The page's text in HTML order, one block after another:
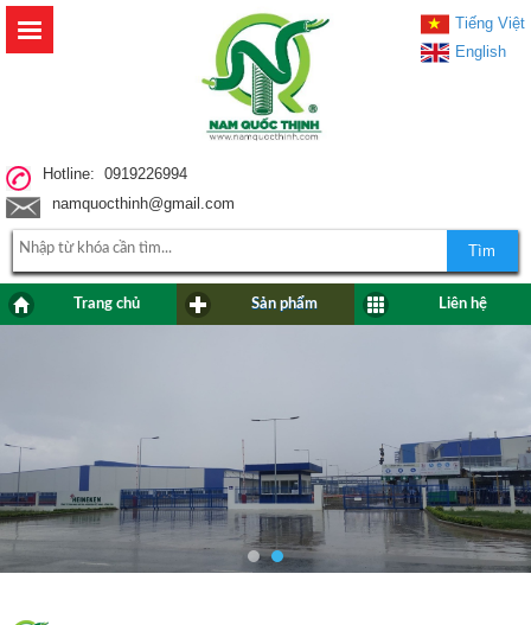
Hotline: 0919226994
namquocthinh@gmail.com
Tiếng Việt
English
Tìm
Trang chủ Sản phẩm Liên hệ